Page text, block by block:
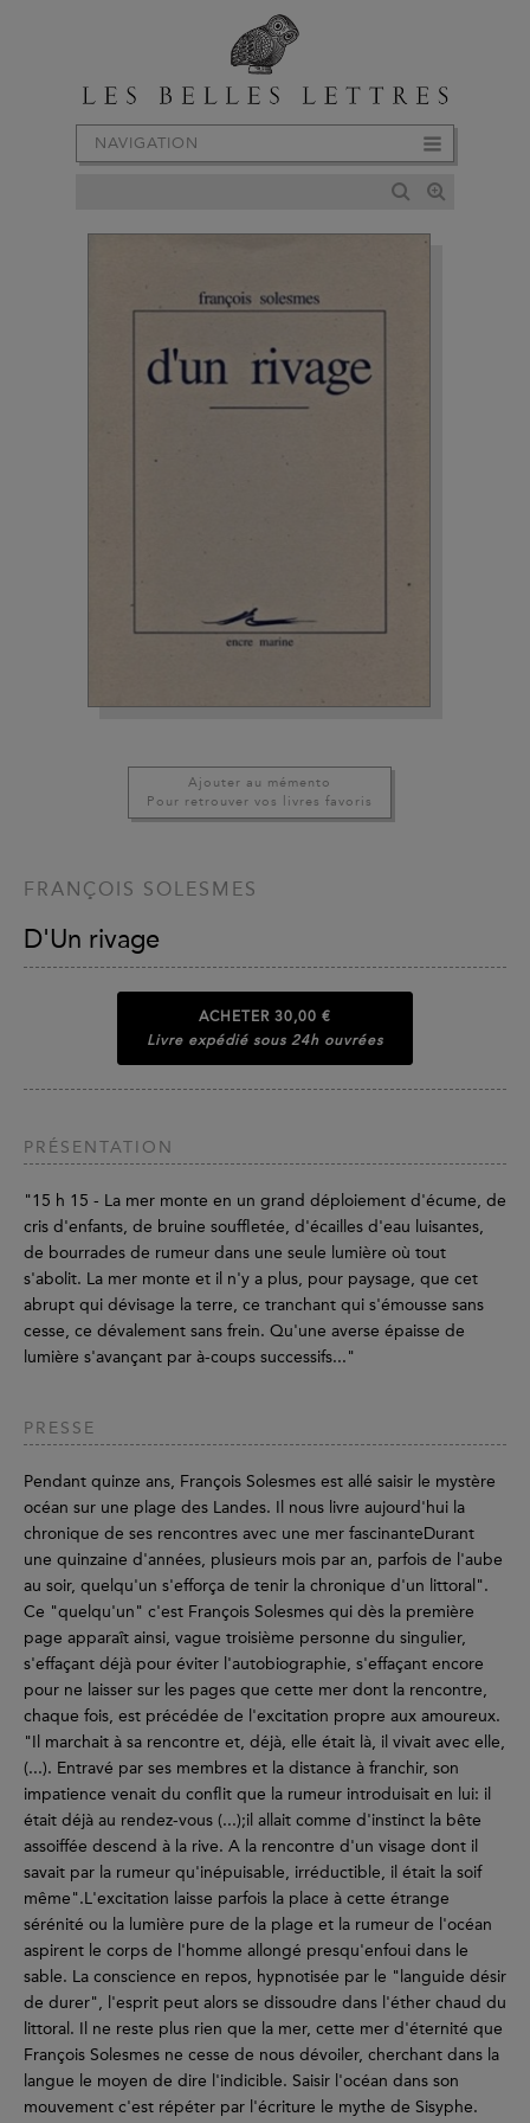
NAVIGATION
Ajouter au mémento
Pour retrouver vos livres favoris
FRANÇOIS SOLESMES
D'Un rivage
ACHETER 30,00 €
Livre expédié sous 24h ouvrées
PRÉSENTATION
"15 h 15 - La mer monte en un grand déploiement d'écume, de
cris d'enfants, de bruine souffletée, d'écailles d'eau luisantes,
de bourrades de rumeur dans une seule lumière où tout
s'abolit. La mer monte et il n'y a plus, pour paysage, que cet
abrupt qui dévisage la terre, ce tranchant qui s'émousse sans
cesse, ce dévalement sans frein. Qu'une averse épaisse de
lumière s'avançant par à-coups successifs..."
PRESSE
Pendant quinze ans, François Solesmes est allé saisir le mystère
océan sur une plage des Landes. Il nous livre aujourd'hui la
chronique de ses rencontres avec une mer fascinanteDurant
une quinzaine d'années, plusieurs mois par an, parfois de l'aube
au soir, quelqu'un s'efforça de tenir la chronique d'un littoral".
Ce "quelqu'un" c'est François Solesmes qui dès la première
page apparaît ainsi, vague troisième personne du singulier,
s'effaçant déjà pour éviter l'autobiographie, s'effaçant encore
pour ne laisser sur les pages que cette mer dont la rencontre,
chaque fois, est précédée de l'excitation propre aux amoureux.
"Il marchait à sa rencontre et, déjà, elle était là, il vivait avec elle,
(...). Entravé par ses membres et la distance à franchir, son
impatience venait du conflit que la rumeur introduisait en lui: il
était déjà au rendez-vous (...);il allait comme d'instinct la bête
assoiffée descend à la rive. A la rencontre d'un visage dont il
savait par la rumeur qu'inépuisable, irréductible, il était la soif
même".L'excitation laisse parfois la place à cette étrange
sérénité ou la lumière pure de la plage et la rumeur de l'océan
aspirent le corps de l'homme allongé presqu'enfoui dans le
sable. La conscience en repos, hypnotisée par le "languide désir
de durer", l'esprit peut alors se dissoudre dans l'éther chaud du
littoral. Il ne reste plus rien que la mer, cette mer d'éternité que
François Solesmes ne cesse de nous dévoiler, cherchant dans la
langue le moyen de dire l'indicible. Saisir l'océan dans son
mouvement c'est répéter par l'écriture le mythe de Sisyphe.